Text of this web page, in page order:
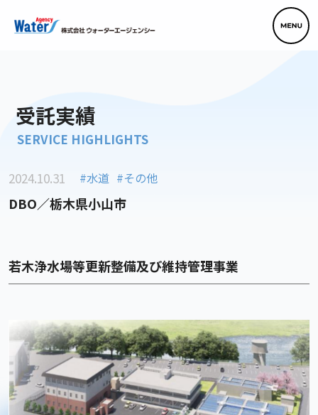
受託実績
SERVICE HIGHLIGHTS
2024.10.31 水道 その他
DBO／栃木県小山市
若木浄水場等更新整備及び維持管理事業